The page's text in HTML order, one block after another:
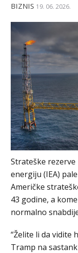
BIZNIS 19. 06. 2026.
Strateške
energiju (IEA)
Američke
43 godine, a
normalno
“Želite li da vidite
Tramp na